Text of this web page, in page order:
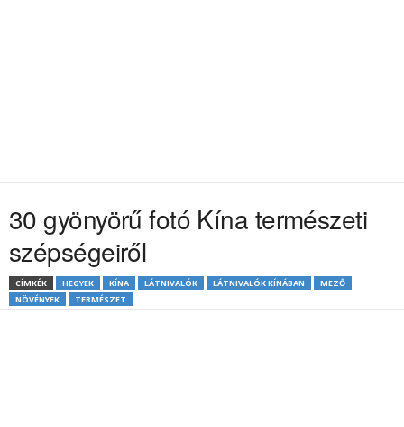
30 gyönyörű fotó Kína természeti
szépségeiről
CÍMKÉK HEGYEK KÍNA LÁTNIVALÓK LÁTNIVALÓK KÍNÁBAN
MEZŐ
NÖVÉNYEK
TERMÉSZET